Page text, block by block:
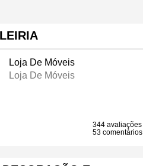
Loja De Móveis
Loja De Móveis
344 avaliações
53 comentários